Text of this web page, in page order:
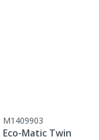
M1409903
Eco-Matic Twin